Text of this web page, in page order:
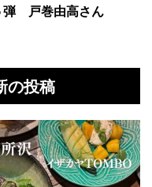
弾 戸巻由高さん
の投稿